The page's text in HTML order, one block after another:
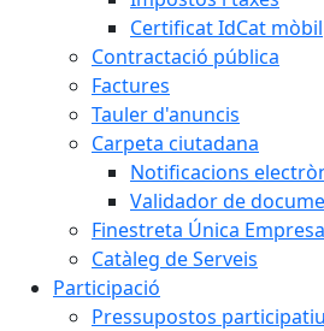
Certificat IdCat mòbil
Contractació pública
Factures
Tauler d'anuncis
Carpeta ciutadana
Notificacions
Validador de
Finestreta Única
Catàleg de Serveis
Participació
Pressupostos